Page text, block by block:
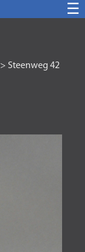
☰
> Steenweg 42